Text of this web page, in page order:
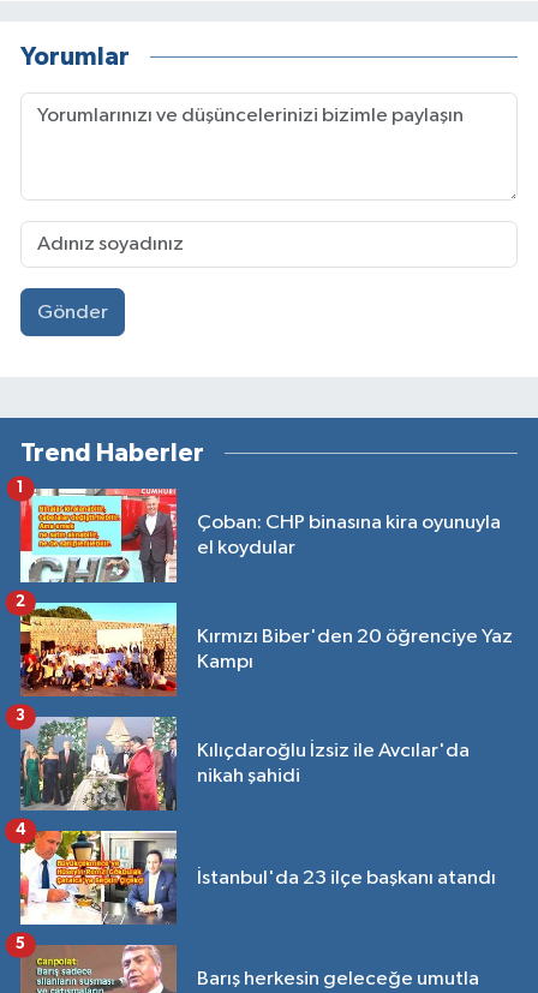
Yorumlar
Gönder
Trend Haberler
Çoban: CHP binasına kira oyunuyla
el koydular
1
Kırmızı Biber'den 20 öğrenciye Yaz
Kampı
2
Kılıçdaroğlu İzsiz ile Avcılar'da
nikah şahidi
3
İstanbul'da 23 ilçe başkanı atandı
4
Barış herkesin geleceğe umutla
5